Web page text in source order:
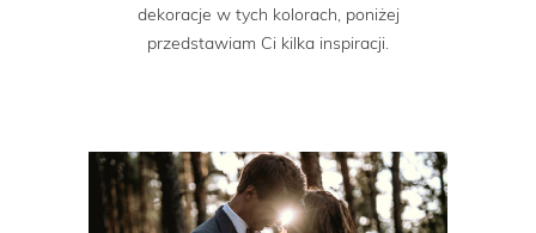
dekoracje w tych kolorach, poniżej
przedstawiam Ci kilka inspiracji.